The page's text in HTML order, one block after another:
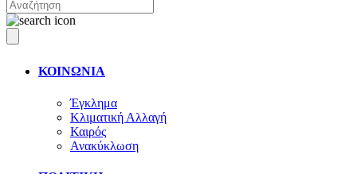
ΚΟΙΝΩΝΙΑ
Έγκλημα
Κλιματική Αλλαγή
Καιρός
Ανακύκλωση